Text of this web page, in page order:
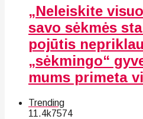
„Neleiskite
savo sėkmės
pojūtis
„sėkmingo“
mums primeta
Trending
11.4k7574